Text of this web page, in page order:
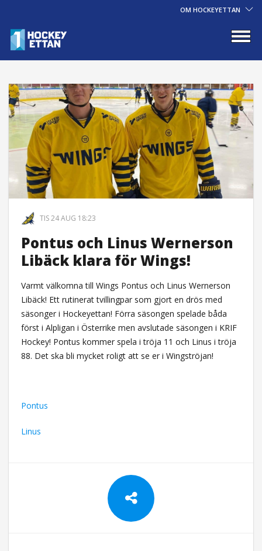
OM HOCKEYETTAN
TIS 24 AUG 18:23
Pontus och Linus Wernerson
Libäck klara för Wings!
Varmt välkomna till Wings Pontus och Linus Wernerson
Libäck! Ett rutinerat tvillingpar som gjort en drös med
säsonger i Hockeyettan! Förra säsongen spelade båda
först i Alpligan i Österrike men avslutade säsongen i KRIF
Hockey! Pontus kommer spela i tröja 11 och Linus i tröja
88. Det ska bli mycket roligt att se er i Wingströjan!
Pontus
Linus